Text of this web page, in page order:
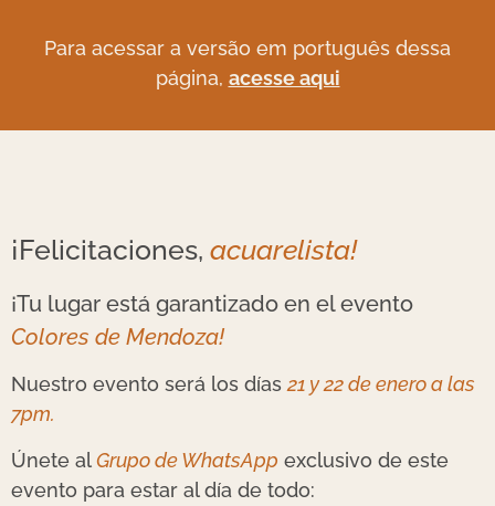
Para acessar a versão em português dessa
página, acesse aqui
¡Felicitaciones, acuarelista!
¡Tu lugar está garantizado en el evento
Colores de Mendoza!
Nuestro evento será los días 21 y 22 de enero a las
7pm.
Únete alGrupo de WhatsApp exclusivo de este
evento para estar al día de todo: